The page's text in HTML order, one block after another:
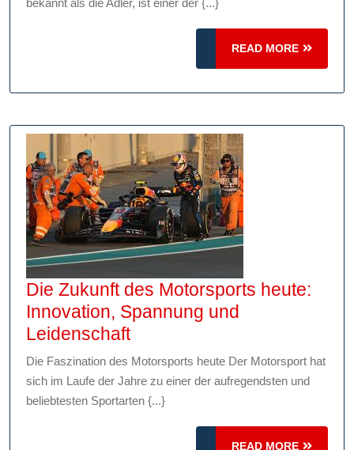
Sie
für
bekannt als die Adler, ist einer der {...}
READ MORE
READ
MORE
Die Zukunft des Motorsports heute:
Innovation, Spannung und
LeidenschaftDie
Zukunft
des
Motorsports
Die Faszination des Motorsports heute Der Motorsport hat
sich im Laufe der Jahre zu einer der aufregendsten und
beliebtesten Sportarten {...}
READ MORE READ